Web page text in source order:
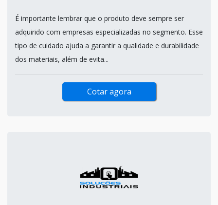
É importante lembrar que o produto deve sempre ser
adquirido com empresas especializadas no segmento. Esse
tipo de cuidado ajuda a garantir a qualidade e durabilidade
dos materiais, além de evita...
Cotar agora